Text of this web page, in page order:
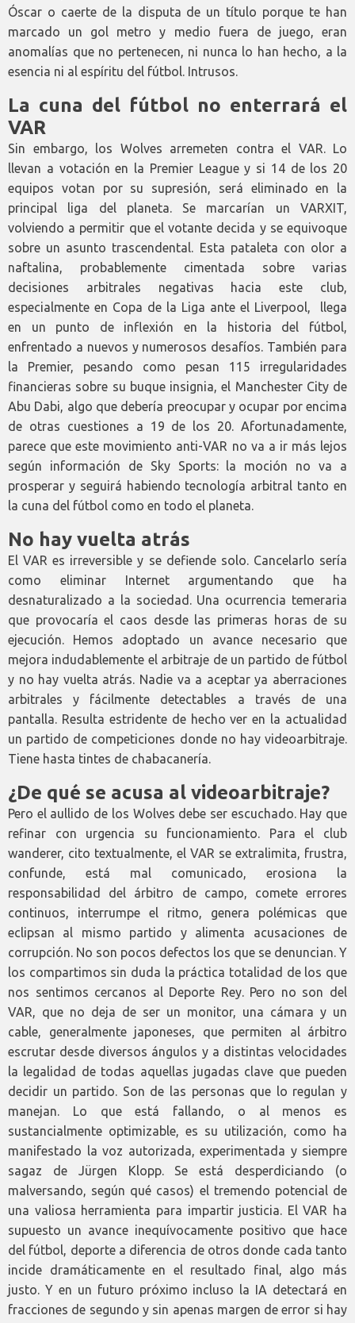
Óscar o caerte de la disputa de un título porque te han
marcado un gol metro y medio fuera de juego, eran
anomalías que no pertenecen, ni nunca lo han hecho, a la
esencia ni al espíritu del fútbol. Intrusos.
La cuna del fútbol no enterrará el
VAR
Sin embargo, los Wolves arremeten contra el VAR. Lo
llevan a votación en la Premier League y si 14 de los 20
equipos votan por su supresión, será eliminado en la
principal liga del planeta. Se marcarían un VARXIT,
volviendo a permitir que el votante decida y se equivoque
sobre un asunto trascendental. Esta pataleta con olor a
naftalina, probablemente cimentada sobre varias
decisiones arbitrales negativas hacia este club,
especialmente en Copa de la Liga ante el Liverpool, llega
en un punto de inflexión en la historia del fútbol,
enfrentado a nuevos y numerosos desafíos. También para
la Premier, pesando como pesan 115 irregularidades
financieras sobre su buque insignia, el Manchester City de
Abu Dabi, algo que debería preocupar y ocupar por encima
de otras cuestiones a 19 de los 20. Afortunadamente,
parece que este movimiento anti-VAR no va a ir más lejos
según información de Sky Sports: la moción no va a
prosperar y seguirá habiendo tecnología arbitral tanto en
la cuna del fútbol como en todo el planeta.
No hay vuelta atrás
El VAR es irreversible y se defiende solo. Cancelarlo sería
como eliminar Internet argumentando que ha
desnaturalizado a la sociedad. Una ocurrencia temeraria
que provocaría el caos desde las primeras horas de su
ejecución. Hemos adoptado un avance necesario que
mejora indudablemente el arbitraje de un partido de fútbol
y no hay vuelta atrás. Nadie va a aceptar ya aberraciones
arbitrales y fácilmente detectables a través de una
pantalla. Resulta estridente de hecho ver en la actualidad
un partido de competiciones donde no hay videoarbitraje.
Tiene hasta tintes de chabacanería.
¿De qué se acusa al videoarbitraje?
Pero el aullido de los Wolves debe ser escuchado. Hay que
refinar con urgencia su funcionamiento. Para el club
wanderer, cito textualmente, el VAR se extralimita, frustra,
confunde, está mal comunicado, erosiona la
responsabilidad del árbitro de campo, comete errores
continuos, interrumpe el ritmo, genera polémicas que
eclipsan al mismo partido y alimenta acusaciones de
corrupción. No son pocos defectos los que se denuncian. Y
los compartimos sin duda la práctica totalidad de los que
nos sentimos cercanos al Deporte Rey. Pero no son del
VAR, que no deja de ser un monitor, una cámara y un
cable, generalmente japoneses, que permiten al árbitro
escrutar desde diversos ángulos y a distintas velocidades
la legalidad de todas aquellas jugadas clave que pueden
decidir un partido. Son de las personas que lo regulan y
manejan. Lo que está fallando, o al menos es
sustancialmente optimizable, es su utilización, como ha
manifestado la voz autorizada, experimentada y siempre
sagaz de Jürgen Klopp. Se está desperdiciando (o
malversando, según qué casos) el tremendo potencial de
una valiosa herramienta para impartir justicia. El VAR ha
supuesto un avance inequívocamente positivo que hace
del fútbol, deporte a diferencia de otros donde cada tanto
incide dramáticamente en el resultado final, algo más
justo. Y en un futuro próximo incluso la IA detectará en
fracciones de segundo y sin apenas margen de error si hay